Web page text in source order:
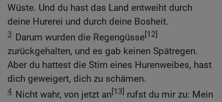
Wüste. Und du hast das Land entweiht durch
deine Hurerei und durch deine Bosheit.
3 Darum wurden die Regengüsse[12]
zurückgehalten, und es gab keinen Spätregen.
Aber du hattest die Stirn eines Hurenweibes, hast
dich geweigert, dich zu schämen.
4 Nicht wahr, von jetzt an[13] rufst du mir zu: Mein